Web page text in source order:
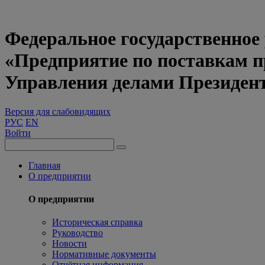
Федеральное
«Предприятие по поставкам
Управления делами
Версия для слабовидящих
РУС EN
Войти
Главная
О предприятии
О предприятии
Историческая справка
Руководство
Новости
Нормативные документы